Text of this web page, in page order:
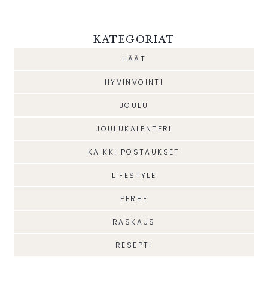
KATEGORIAT
HÄÄT
HYVINVOINTI
JOULU
JOULUKALENTERI
KAIKKI POSTAUKSET
LIFESTYLE
PERHE
RASKAUS
RESEPTI